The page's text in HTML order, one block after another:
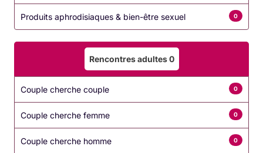
Produits aphrodisiaques & bien-être sexuel 0
Rencontres adultes0
Couple cherche couple 0
Couple cherche femme 0
Couple cherche homme 0